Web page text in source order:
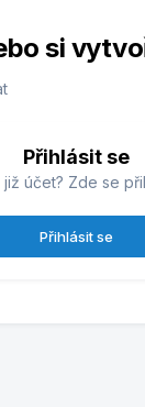
si
Přihlásit se
již účet? Zde se
Přihlásit se